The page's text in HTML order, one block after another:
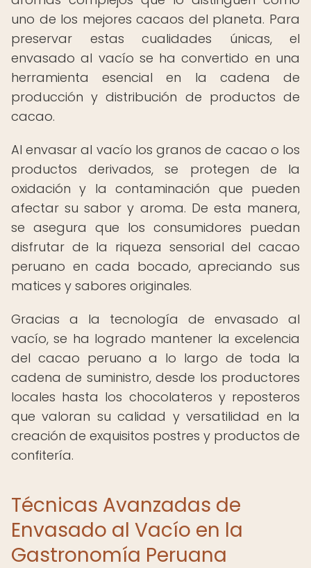
uno de los mejores cacaos del planeta. Para
preservar estas cualidades únicas, el
envasado al vacío se ha convertido en una
herramienta esencial en la cadena de
producción y distribución de productos de
cacao.
Al envasar al vacío los granos de cacao o los
productos derivados, se protegen de la
oxidación y la contaminación que pueden
afectar su sabor y aroma. De esta manera,
se asegura que los consumidores puedan
disfrutar de la riqueza sensorial del cacao
peruano en cada bocado, apreciando sus
matices y sabores originales.
Gracias a la tecnología de envasado al
vacío, se ha logrado mantener la excelencia
del cacao peruano a lo largo de toda la
cadena de suministro, desde los productores
locales hasta los chocolateros y reposteros
que valoran su calidad y versatilidad en la
creación de exquisitos postres y productos de
confitería.
Técnicas Avanzadas de
Envasado al Vacío en la
Gastronomía Peruana